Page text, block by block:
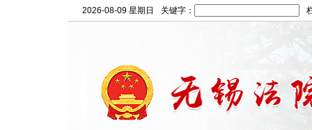
2026-08-09 星期日 关键字：